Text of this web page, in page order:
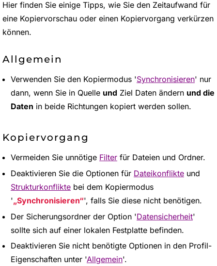
Hier finden Sie einige Tipps, wie Sie den Zeitaufwand für
eine Kopiervorschau oder einen Kopiervorgang verkürzen
können.
Allgemein
Verwenden Sie den Kopiermodus 'Synchronisieren' nur
dann, wenn Sie in Quelle und Ziel Daten ändern und die
Daten in beide Richtungen kopiert werden sollen.
Kopiervorgang
Vermeiden Sie unnötige Filter für Dateien und Ordner.
Deaktivieren Sie die Optionen für Dateikonflikte und
Strukturkonflikte bei dem Kopiermodus
' Synchronisieren ', falls Sie diese nicht benötigen.
Der Sicherungsordner der Option 'Datensicherheit'
sollte sich auf einer lokalen Festplatte befinden.
Deaktivieren Sie nicht benötigte Optionen in den Profil-
Eigenschaften unter 'Allgemein'.